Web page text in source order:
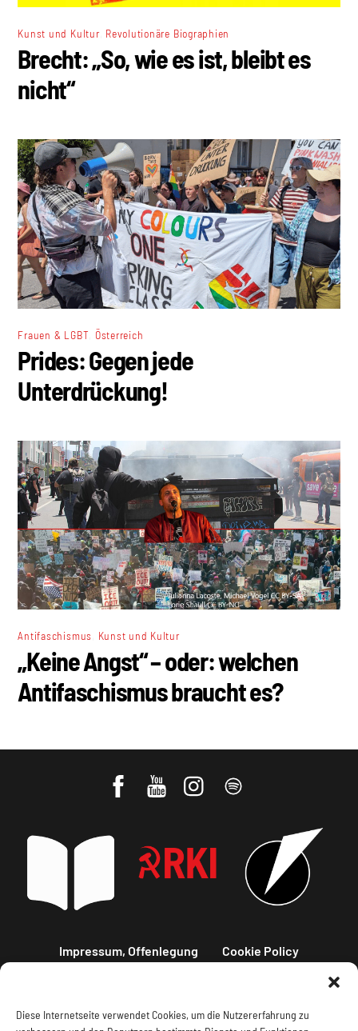
Diese Internetseite verwendet Cookies, um die Nutzererfahrung zu
Kunst und Kultur Revolutionäre Biographien
Brecht: „So, wie es ist, bleibt es
nicht“
Frauen & LGBT Österreich
Prides: Gegen jede
Unterdrückung!
Antifaschismus Kunst und Kultur
„Keine Angst“ – oder: welchen
Antifaschismus braucht es?
Impressum, Offenlegung Cookie Policy